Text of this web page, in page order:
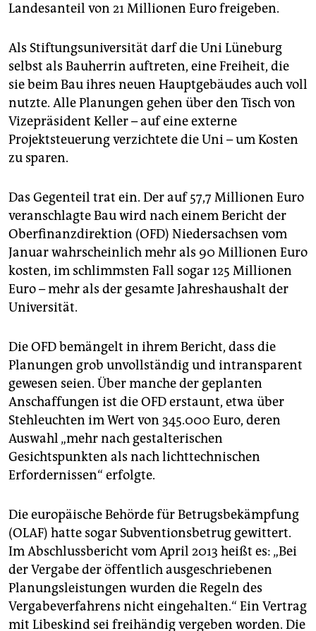
Landesanteil von 21 Millionen Euro freigeben.
Als Stiftungsuniversität darf die Uni Lüneburg
selbst als Bauherrin auftreten, eine Freiheit, die
sie beim Bau ihres neuen Hauptgebäudes auch voll
nutzte. Alle Planungen gehen über den Tisch von
Vizepräsident Keller – auf eine externe
Projektsteuerung verzichtete die Uni – um Kosten
zu sparen.
Das Gegenteil trat ein. Der auf 57,7 Millionen Euro
veranschlagte Bau wird nach einem Bericht der
Oberfinanzdirektion (OFD) Niedersachsen vom
Januar wahrscheinlich mehr als 90 Millionen Euro
kosten, im schlimmsten Fall sogar 125 Millionen
Euro – mehr als der gesamte Jahreshaushalt der
Universität.
Die OFD bemängelt in ihrem Bericht, dass die
Planungen grob unvollständig und intransparent
gewesen seien. Über manche der geplanten
Anschaffungen ist die OFD erstaunt, etwa über
Stehleuchten im Wert von 345.000 Euro, deren
Auswahl „mehr nach gestalterischen
Gesichtspunkten als nach lichttechnischen
Erfordernissen“ erfolgte.
Die europäische Behörde für Betrugsbekämpfung
(OLAF) hatte sogar Subventionsbetrug gewittert.
Im Abschlussbericht vom April 2013 heißt es: „Bei
der Vergabe der öffentlich ausgeschriebenen
Planungsleistungen wurden die Regeln des
Vergabeverfahrens nicht eingehalten.“ Ein Vertrag
mit Libeskind sei freihändig vergeben worden. Die